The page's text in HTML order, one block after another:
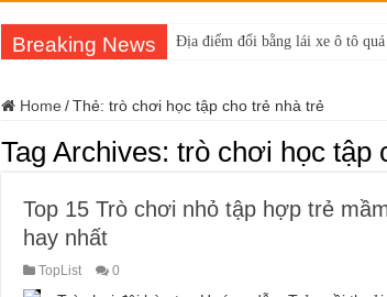
Breaking News Địa điểm đổi bằng lái xe ô tô
Home /Thẻ: trò chơi học tập cho trẻ nhà trẻ
Tag Archives: trò chơi học tập
Top 15 Trò chơi nhỏ tập hợp trẻ
hay nhất
TopList 0